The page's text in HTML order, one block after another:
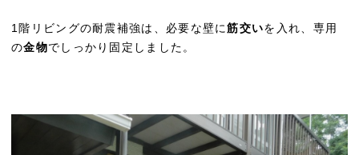
1階リビングの耐震補強は、必要な壁に筋交いを入れ、専用
の金物でしっかり固定しました。